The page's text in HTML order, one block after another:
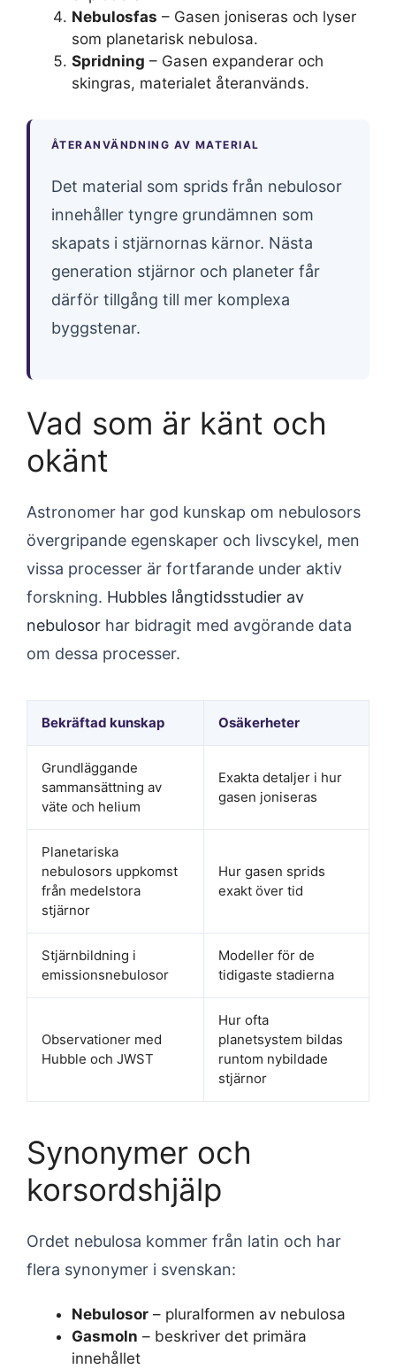
Nebulosfas – Gasen joniseras och lyser
som planetarisk nebulosa.
Spridning – Gasen expanderar och
skingras, materialet återanvänds.
ÅTERANVÄNDNING AV MATERIAL
Det material som sprids från nebulosor
innehåller tyngre grundämnen som
skapats i stjärnornas kärnor. Nästa
generation stjärnor och planeter får
därför tillgång till mer komplexa
byggstenar.
Vad som är känt och
okänt
Astronomer har god kunskap om nebulosors
övergripande egenskaper och livscykel, men
vissa processer är fortfarande under aktiv
forskning. Hubbles långtidsstudier av
nebulosor har bidragit med avgörande data
om dessa processer.
Bekräftad kunskap Osäkerheter
Grundläggande
sammansättning av
väte och helium
Exakta detaljer i hur
gasen joniseras
Planetariska
nebulosors uppkomst
från medelstora
stjärnor
Hur gasen sprids
exakt över tid
Stjärnbildning i
emissionsnebulosor
Modeller för de
tidigaste stadierna
Observationer med
Hubble och JWST
Hur ofta
planetsystem bildas
runtom nybildade
stjärnor
Synonymer och
korsordshjälp
Ordet nebulosa kommer från latin och har
flera synonymer i svenskan:
Nebulosor – pluralformen av nebulosa
Gasmoln – beskriver det primära
innehållet